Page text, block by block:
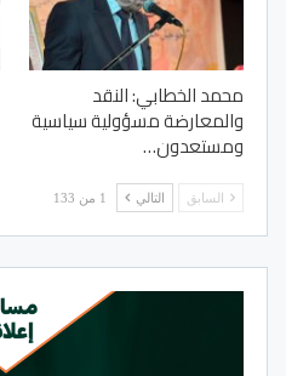
محمد الخطابي: النقد
والمعارضة مسؤولية سياسية
ومستعدون…
السابق التالي 1 من 133